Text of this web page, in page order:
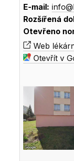
E-mail:
Rozšířená
Otevřeno
Web
Otevřít v